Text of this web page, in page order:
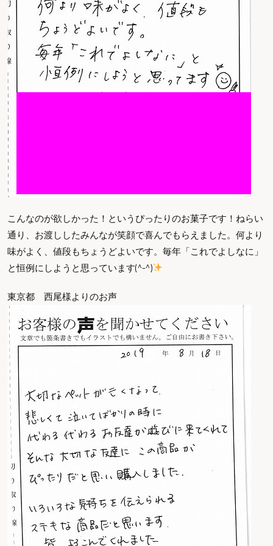
こんなのが欲しかった！というぴったりのお菓子です！ねらい
通り、お渡ししたみんなが笑顔で喜んでもらえました。何より
味がよく、値段もちょうどよいです。毎年「これでよしなに」
と恒例にしようと思っています(^-^)
東京都 西尾様よりのお声